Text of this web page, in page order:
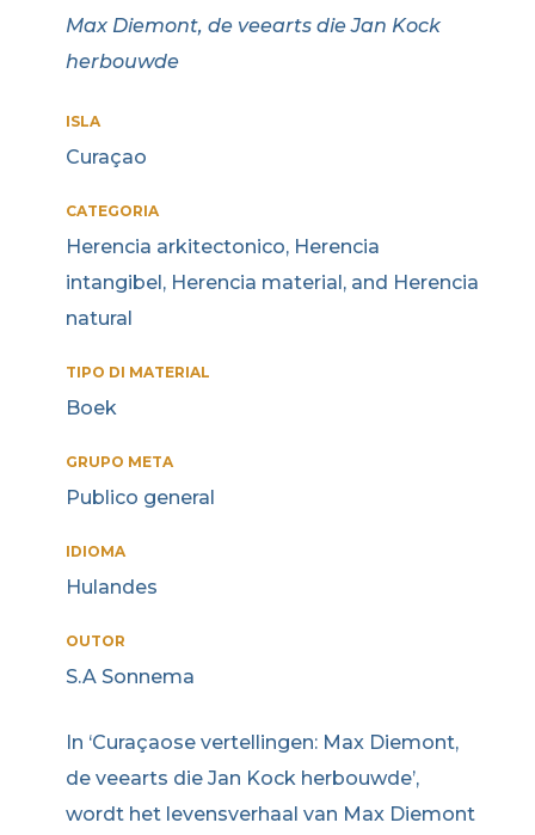
Max Diemont, de veearts die Jan Kock
herbouwde
ISLA
Curaçao
CATEGORIA
Herencia arkitectonico, Herencia
intangibel, Herencia material, and Herencia
natural
TIPO DI MATERIAL
Boek
GRUPO META
Publico general
IDIOMA
Hulandes
OUTOR
S.A Sonnema
In ‘Curaçaose vertellingen: Max Diemont,
de veearts die Jan Kock herbouwde’,
wordt het levensverhaal van Max Diemont